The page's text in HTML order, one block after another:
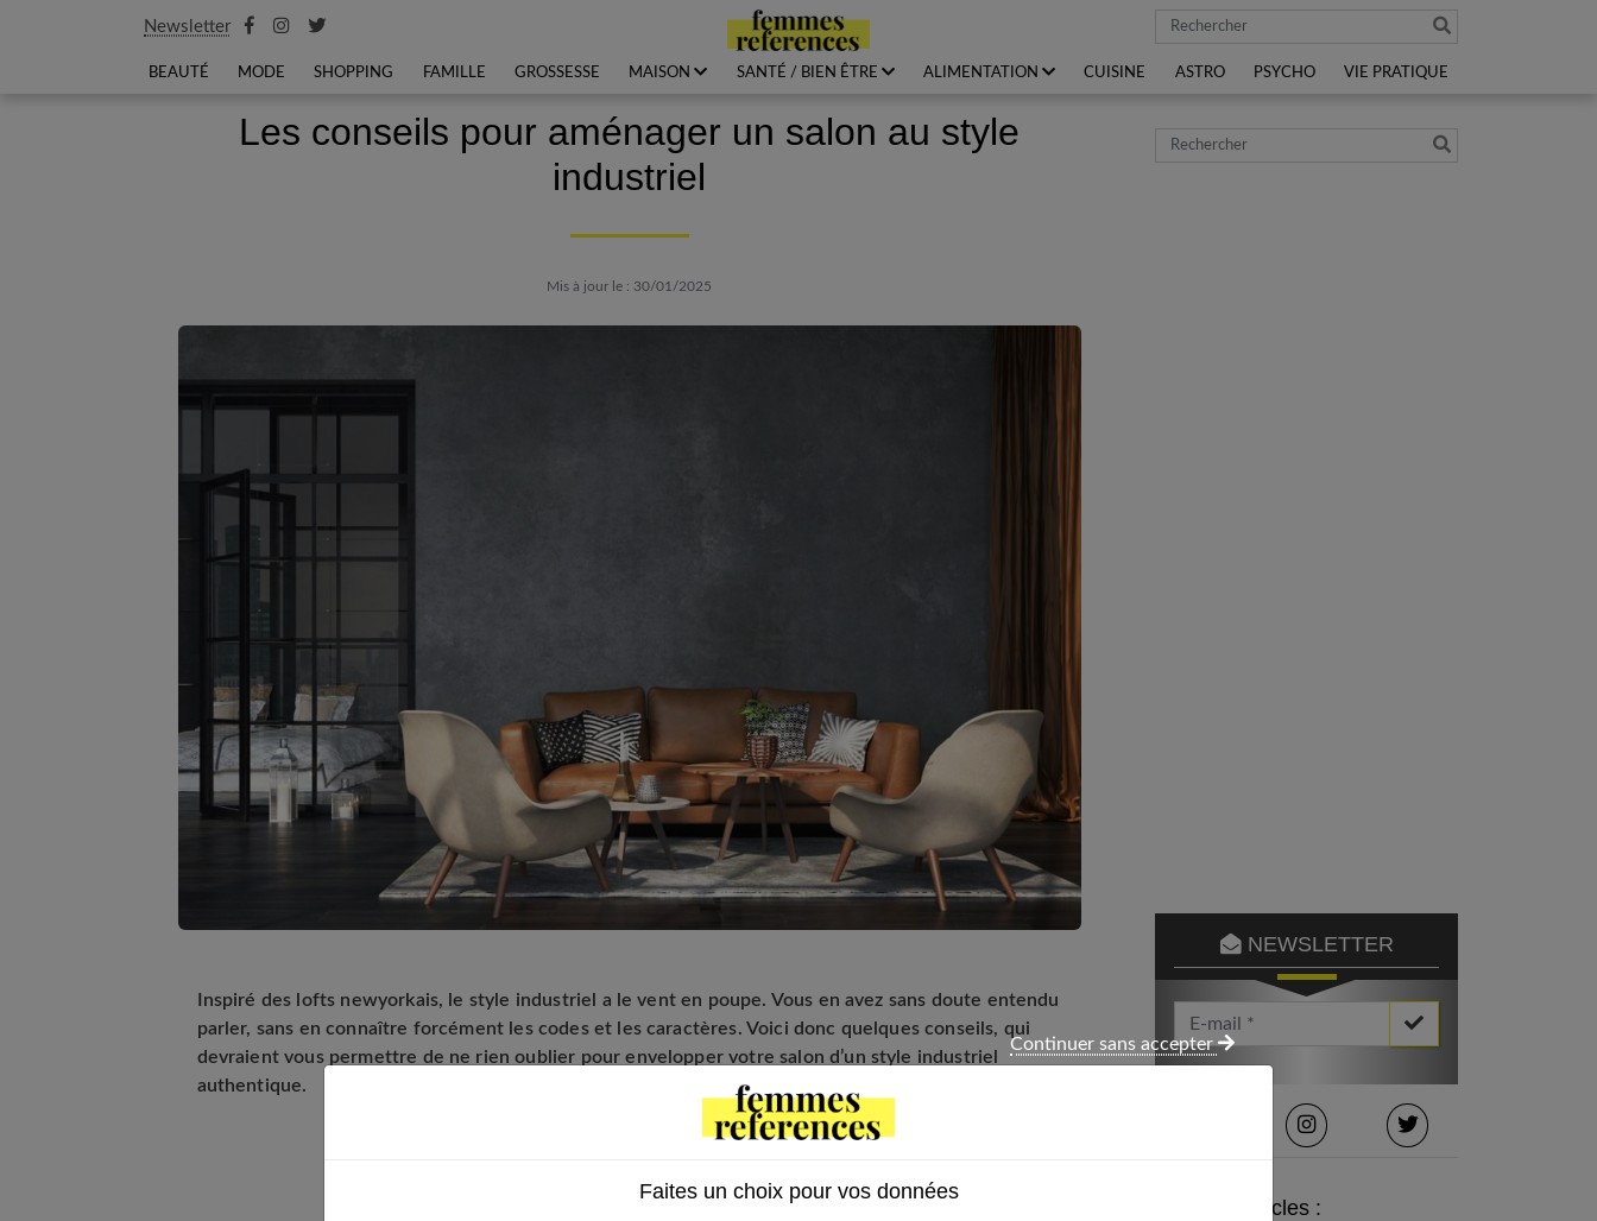
Newsletter Rechercher
BEAUTÉ MODE SHOPPING FAMILLE GROSSESSE MAISON SANTÉ / BIEN ÊTRE ALIMENTATION CUISINE ASTRO PSYCHO VIE PRATIQUE
Les conseils pour aménager un salon au style
industriel
Mis à jour le : 30/01/2025
Inspiré des lofts newyorkais, le style industriel a le vent en poupe. Vous en avez sans doute entendu
parler, sans en connaître forcément les codes et les caractères. Voici donc quelques conseils, qui
devraient vous permettre de ne rien oublier pour envelopper votre salon d’un style industriel
authentique.
Rechercher
NEWSLETTER
Votre Email *
Derniers articles :
Faites un choix pour vos données
Continuer sans accepter